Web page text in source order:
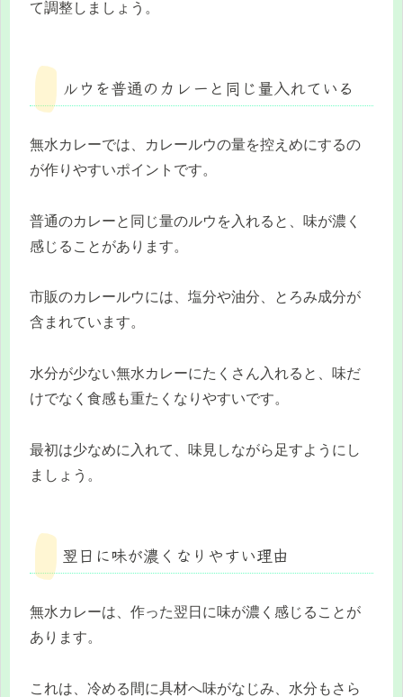
て調整しましょう。
ルウを普通のカレーと同じ量入れている
無水カレーでは、カレールウの量を控えめにするの
が作りやすいポイントです。
普通のカレーと同じ量のルウを入れると、味が濃く
感じることがあります。
市販のカレールウには、塩分や油分、とろみ成分が
含まれています。
水分が少ない無水カレーにたくさん入れると、味だ
けでなく食感も重たくなりやすいです。
最初は少なめに入れて、味見しながら足すようにし
ましょう。
翌日に味が濃くなりやすい理由
無水カレーは、作った翌日に味が濃く感じることが
あります。
これは、冷める間に具材へ味がなじみ、水分もさら